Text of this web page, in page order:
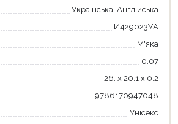
Українська, Англійська
И429023УА
М'яка
0.07
26. х 20.1 х 0.2
9786170947048
Унісекс